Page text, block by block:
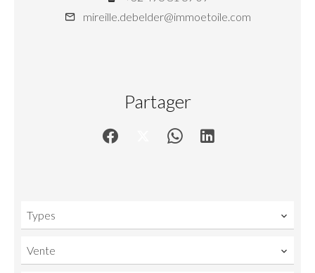
mireille.debelder@immoetoile.com
Partager
Types
Vente